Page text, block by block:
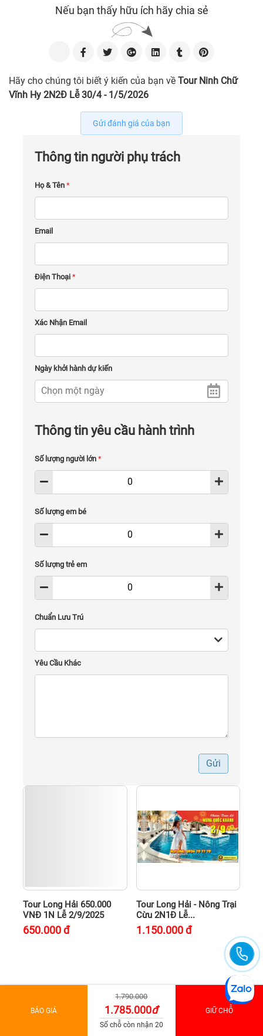
Nếu bạn thấy hữu ích hãy chia sẻ
Hãy cho chúng tôi biết ý kiến của bạn về Tour Ninh Chữ
Vĩnh Hy 2N2Đ Lễ 30/4 - 1/5/2026
Gửi đánh giá của bạn
Thông tin người phụ trách
Họ & Tên *
Email
Điện Thoại *
Xác Nhận Email
Ngày khởi hành dự kiến
Thông tin yêu cầu hành trình
Số lượng người lớn *
Số lượng em bé
Số lượng trẻ em
Chuẩn Lưu Trú
Yêu Cầu Khác
Gửi
Tour Long Hải 650.000
VNĐ 1N Lễ 2/9/2025
650.000đ
Tour Long Hải - Nông Trại
Cừu 2N1Đ Lễ...
1.150.000đ
BÁO GIÁ
1.790.000
1.785.000đ
Số chỗ còn nhận 20
GIỮ CHỖ